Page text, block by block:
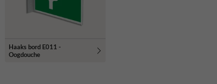
Haaks bord E011 -
Oogdouche